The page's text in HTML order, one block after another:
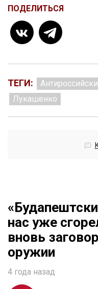
ПОДЕЛИТЬСЯ
ТЕГИ:
Лукашенко
нас уже
вновь
оружии
4 года назад